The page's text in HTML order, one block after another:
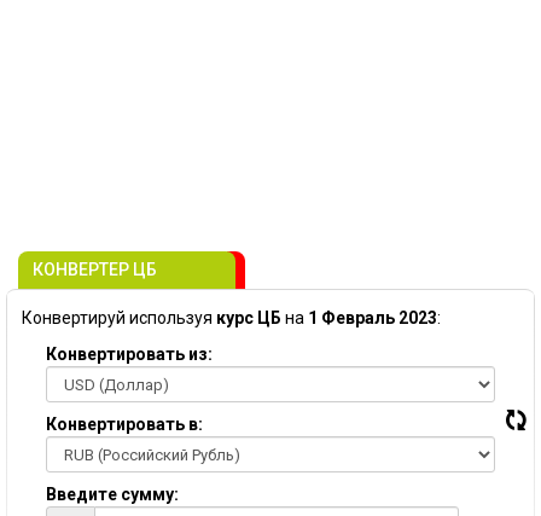
КОНВЕРТЕР ЦБ
Конвертируй используя курс ЦБ на 1 Февраль 2023:
Конвертировать из:
Конвертировать в:
Введите сумму: